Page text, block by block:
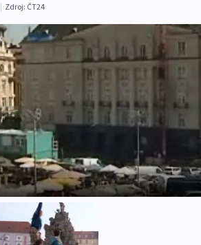
| Zdroj: ČT24